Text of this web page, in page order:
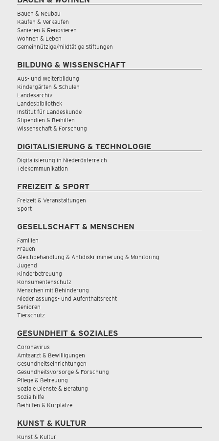
Bauen & Neubau
Kaufen & Verkaufen
Sanieren & Renovieren
Wohnen & Leben
Gemeinnützige/mildtätige Stiftungen
BILDUNG & WISSENSCHAFT
Aus- und Weiterbildung
Kindergärten & Schulen
Landesarchiv
Landesbibliothek
Institut für Landeskunde
Stipendien & Beihilfen
Wissenschaft & Forschung
DIGITALISIERUNG & TECHNOLOGIE
Digitalisierung in Niederösterreich
Telekommunikation
FREIZEIT & SPORT
Freizeit & Veranstaltungen
Sport
GESELLSCHAFT & MENSCHEN
Familien
Frauen
Gleichbehandlung & Antidiskriminierung & Monitoring
Jugend
Kinderbetreuung
Konsumentenschutz
Menschen mit Behinderung
Niederlassungs- und Aufenthaltsrecht
Senioren
Tierschutz
GESUNDHEIT & SOZIALES
Coronavirus
Amtsarzt & Bewilligungen
Gesundheitseinrichtungen
Gesundheitsvorsorge & Forschung
Pflege & Betreuung
Soziale Dienste & Beratung
Sozialhilfe
Beihilfen & Kurplätze
KUNST & KULTUR
Kunst & Kultur